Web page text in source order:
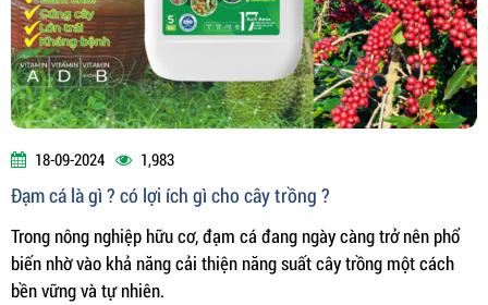
18-09-2024 1,983
Đạm cá là gì ? có lợi ích gì cho cây trồng ?
Trong nông nghiệp hữu cơ, đạm cá đang ngày càng trở nên phổ
biến nhờ vào khả năng cải thiện năng suất cây trồng một cách
bền vững và tự nhiên.